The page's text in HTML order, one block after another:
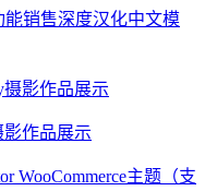
能销售深度汉化中文模
影作品展示